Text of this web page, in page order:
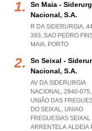
Sn Maia -
Nacional, S.a.
R DA SIDERURGIA,
393, SAO PEDRO
MAIA, PORTO
Sn Seixal -
Nacional, S.a.
AV DA SIDERURGIA
NACIONAL, 2840-075,
UNIÃO DAS
DO SEIXAL, UNIAO
FREGUESIAS SEIXAL
ARRENTELA ALDEIA